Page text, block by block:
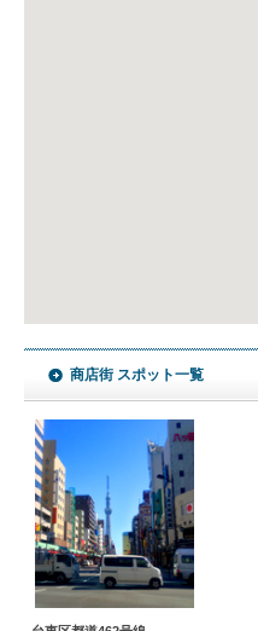
商店街 スポット一覧